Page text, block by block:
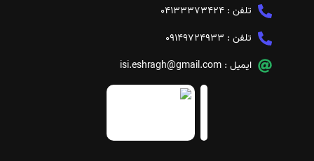
تلفن : 04133373424
تلفن : 09149724933
ایمیل : isi.eshragh@gmail.com